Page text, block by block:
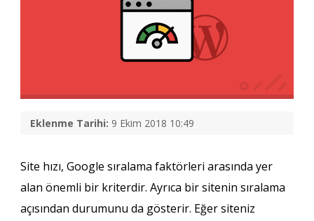
Eklenme Tarihi: 9 Ekim 2018 10:49
Site hızı, Google sıralama faktörleri arasında yer
alan önemli bir kriterdir. Ayrıca bir sitenin sıralama
açısından durumunu da gösterir. Eğer siteniz